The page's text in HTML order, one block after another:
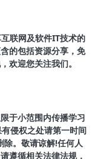
联网及软件IT技术的
的包括资源分享，免
欢迎您关注我们。
于小范围内传播学习
侵权之处请第一时间
。敬请谅解!任何人
遵循相关法律法规，